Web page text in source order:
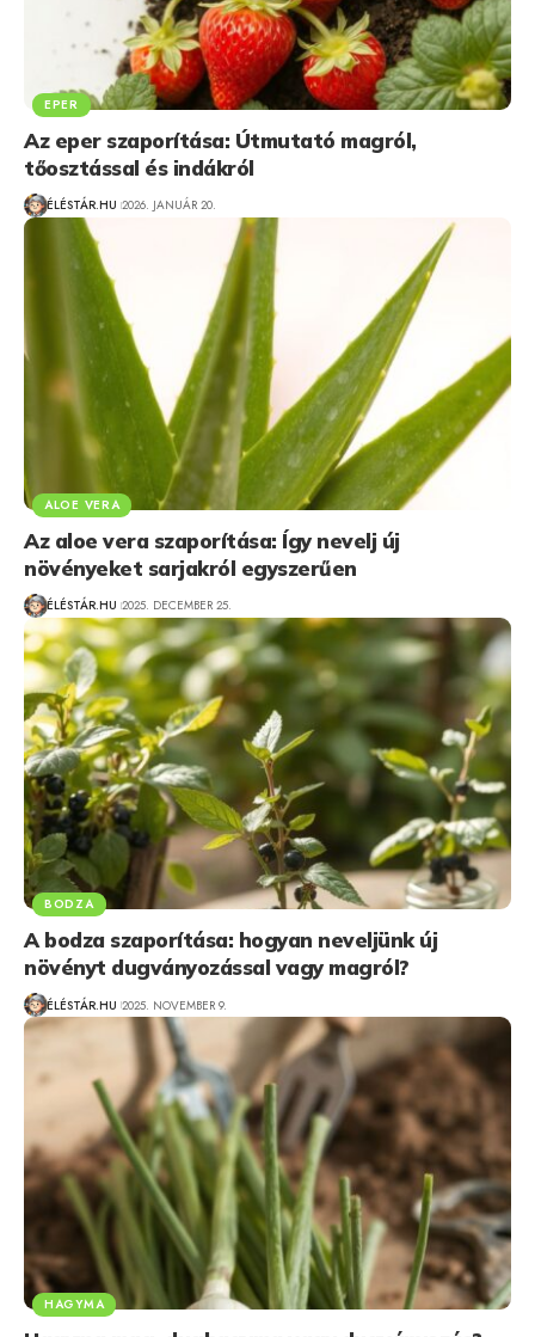
EPER
Az eper szaporítása: Útmutató magról,
tőosztással és indákról
ÉLÉSTÁR.HU 2026. JANUÁR 20.
ALOE VERA
Az aloe vera szaporítása: Így nevelj új
növényeket sarjakról egyszerűen
ÉLÉSTÁR.HU 2025. DECEMBER 25.
BODZA
A bodza szaporítása: hogyan neveljünk új
növényt dugványozással vagy magról?
ÉLÉSTÁR.HU 2025. NOVEMBER 9.
HAGYMA